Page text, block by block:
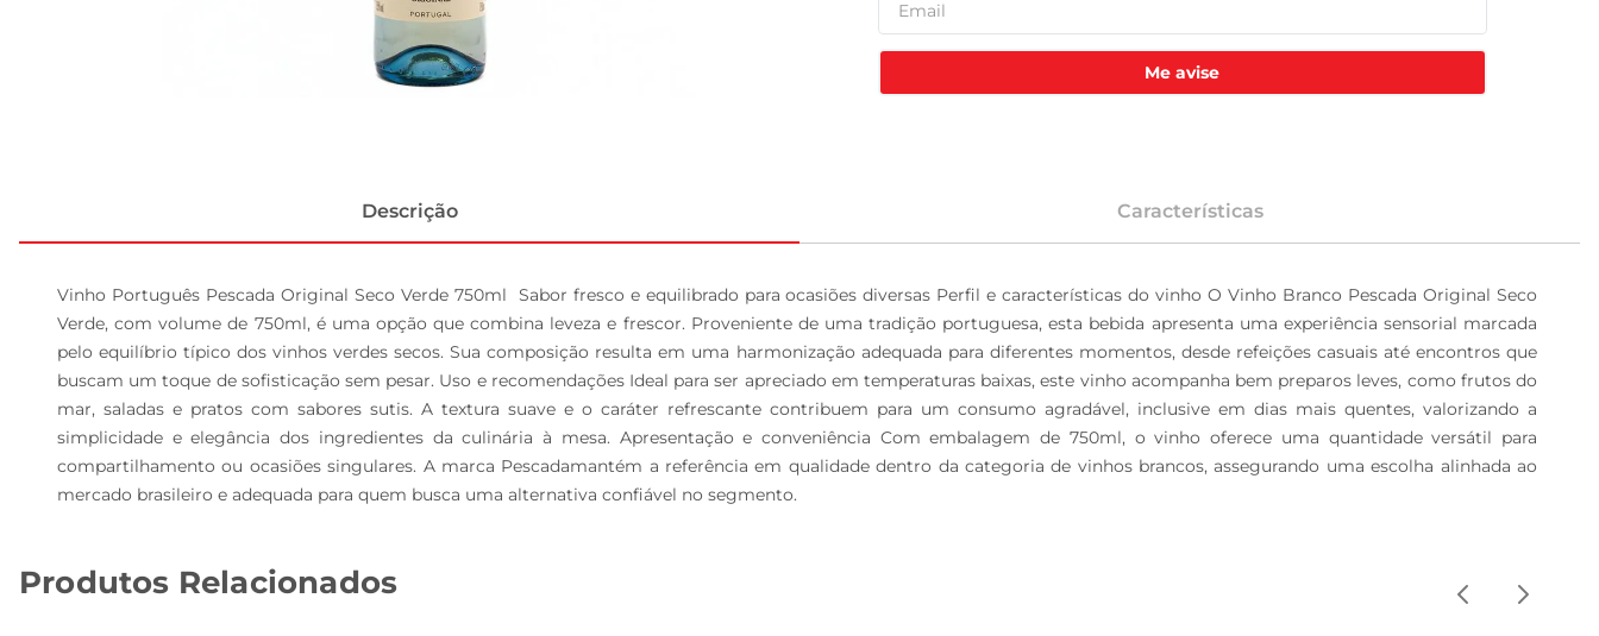
Me avise
Descrição Características
Vinho Português Pescada Original Seco Verde 750ml  Sabor fresco e equilibrado para ocasiões diversas Perfil e características do vinho O Vinho Branco Pescada Original Seco
Verde, com volume de 750ml, é uma opção que combina leveza e frescor. Proveniente de uma tradição portuguesa, esta bebida apresenta uma experiência sensorial marcada
pelo equilíbrio típico dos vinhos verdes secos. Sua composição resulta em uma harmonização adequada para diferentes momentos, desde refeições casuais até encontros que
buscam um toque de sofisticação sem pesar. Uso e recomendações Ideal para ser apreciado em temperaturas baixas, este vinho acompanha bem preparos leves, como frutos do
mar, saladas e pratos com sabores sutis. A textura suave e o caráter refrescante contribuem para um consumo agradável, inclusive em dias mais quentes, valorizando a
simplicidade e elegância dos ingredientes da culinária à mesa. Apresentação e conveniência Com embalagem de 750ml, o vinho oferece uma quantidade versátil para
compartilhamento ou ocasiões singulares. A marca Pescadamantém a referência em qualidade dentro da categoria de vinhos brancos, assegurando uma escolha alinhada ao
mercado brasileiro e adequada para quem busca uma alternativa confiável no segmento.
Produtos Relacionados